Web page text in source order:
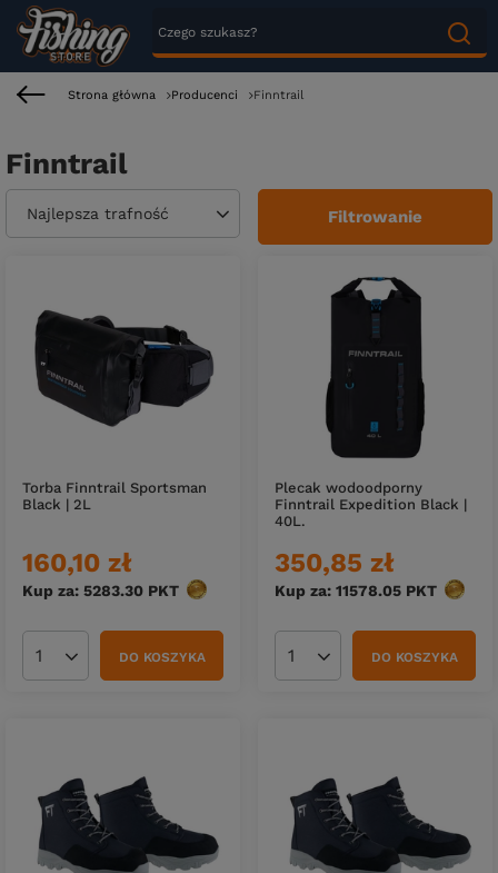
Strona główna Producenci Finntrail
Finntrail
Zmień sortowanie
Najlepsza trafność Filtrowanie
Torba Finntrail Sportsman
Black | 2L
160,10 zł
Kup za: 5283.30 PKT punktów
Ilość produktówDO KOSZYKA
Plecak wodoodporny
Finntrail Expedition Black |
40L.
350,85 zł
Kup za: 11578.05 PKT
Ilość produktówDO KOSZYKA